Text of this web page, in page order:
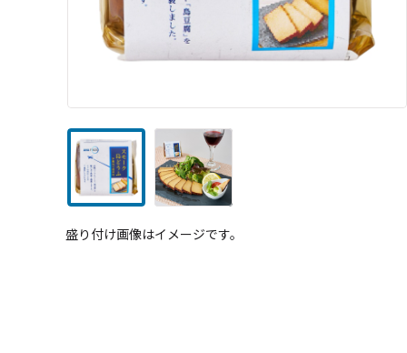
盛り付け画像はイメージです。